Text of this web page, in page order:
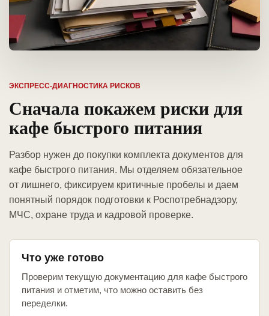
ЭКСПРЕСС-ДИАГНОСТИКА РИСКОВ
Сначала покажем риски для
кафе быстрого питания
Разбор нужен до покупки комплекта документов для
кафе быстрого питания. Мы отделяем обязательное
от лишнего, фиксируем критичные пробелы и даем
понятный порядок подготовки к Роспотребнадзору,
МЧС, охране труда и кадровой проверке.
Что уже готово
Проверим текущую документацию для кафе быстрого
питания и отметим, что можно оставить без
переделки.